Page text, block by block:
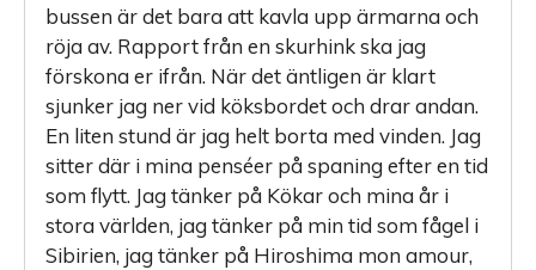
bussen är det bara att kavla upp ärmarna och
röja av. Rapport från en skurhink ska jag
förskona er ifrån. När det äntligen är klart
sjunker jag ner vid köksbordet och drar andan.
En liten stund är jag helt borta med vinden. Jag
sitter där i mina penséer på spaning efter en tid
som flytt. Jag tänker på Kökar och mina år i
stora världen, jag tänker på min tid som fågel i
Sibirien, jag tänker på Hiroshima mon amour,